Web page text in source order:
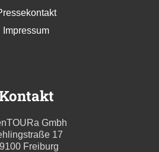
Impressum
Gmbh
17
Freiburg